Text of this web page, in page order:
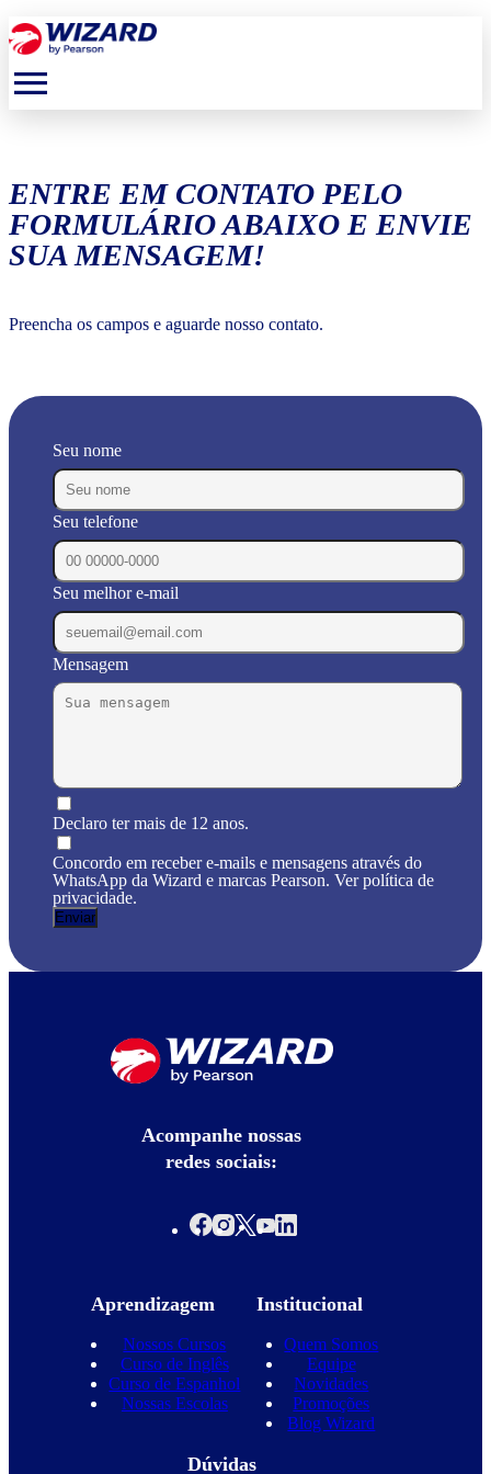
menu
ENTRE EM CONTATO PELO
FORMULÁRIO ABAIXO E ENVIE
SUA MENSAGEM!
Preencha os campos e aguarde nosso contato.
Seu nome
Seu telefone
Seu melhor e-mail
Mensagem
Declaro ter mais de 12 anos.
Concordo em receber e-mails e mensagens através do
WhatsApp da Wizard e marcas Pearson. Ver política de
privacidade.
Acompanhe nossas
redes sociais:
Aprendizagem
Nossos Cursos
Curso de Inglês
Curso de Espanhol
Nossas Escolas
Institucional
Quem Somos
Equipe
Novidades
Promoções
Blog Wizard
Dúvidas